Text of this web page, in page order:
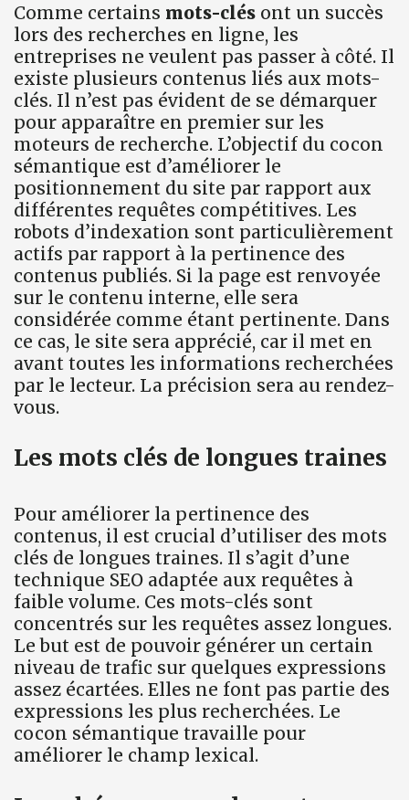
Comme certains mots-clés ont un succès
lors des recherches en ligne, les
entreprises ne veulent pas passer à côté. Il
existe plusieurs contenus liés aux mots-
clés. Il n’est pas évident de se démarquer
pour apparaître en premier sur les
moteurs de recherche. L’objectif du cocon
sémantique est d’améliorer le
positionnement du site par rapport aux
différentes requêtes compétitives. Les
robots d’indexation sont particulièrement
actifs par rapport à la pertinence des
contenus publiés. Si la page est renvoyée
sur le contenu interne, elle sera
considérée comme étant pertinente. Dans
ce cas, le site sera apprécié, car il met en
avant toutes les informations recherchées
par le lecteur. La précision sera au rendez-
vous.
Les mots clés de longues traines
Pour améliorer la pertinence des
contenus, il est crucial d’utiliser des mots
clés de longues traines. Il s’agit d’une
technique SEO adaptée aux requêtes à
faible volume. Ces mots-clés sont
concentrés sur les requêtes assez longues.
Le but est de pouvoir générer un certain
niveau de trafic sur quelques expressions
assez écartées. Elles ne font pas partie des
expressions les plus recherchées. Le
cocon sémantique travaille pour
améliorer le champ lexical.